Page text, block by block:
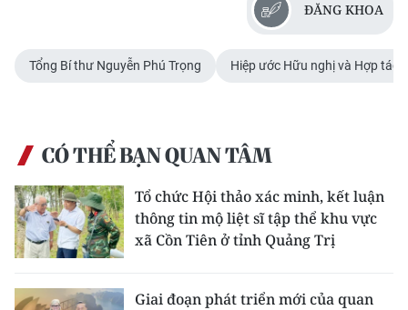
ĐĂNG KHOA
Tổng Bí thư Nguyễn Phú Trọng Hiệp ước Hữu nghị và Hợp tác
CÓ THỂ BẠN QUAN TÂM
Tổ chức Hội thảo xác minh, kết luận
thông tin mộ liệt sĩ tập thể khu vực
xã Cồn Tiên ở tỉnh Quảng Trị
Giai đoạn phát triển mới của quan